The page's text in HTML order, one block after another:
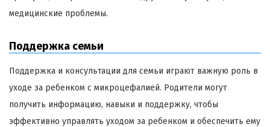
медицинские проблемы.
Поддержка семьи
Поддержка и консультации для семьи играют важную роль в
уходе за ребенком с микроцефалией. Родители могут
получить информацию, навыки и поддержку, чтобы
эффективно управлять уходом за ребенком и обеспечить ему